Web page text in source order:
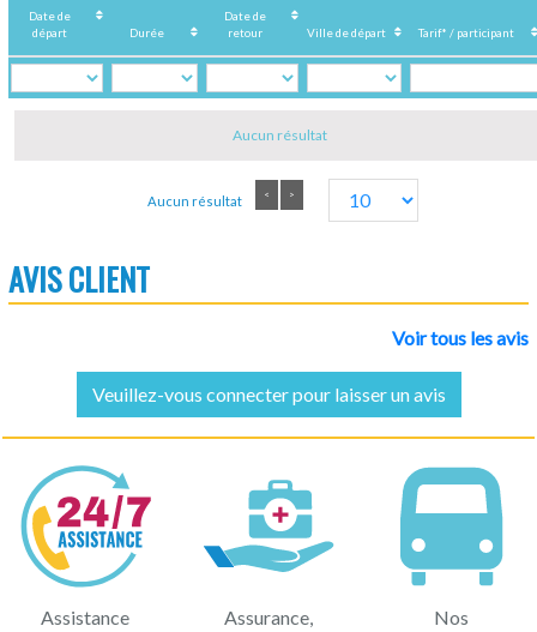
Date de
départ
Durée
Date de
retour
Ville de départ Tarif* / participant
Aucun résultat
Aucun résultat < >
AVIS CLIENT
Voir tous les avis
Veuillez-vous connecter pour laisser un avis
Assistance
Assurance,
Nos